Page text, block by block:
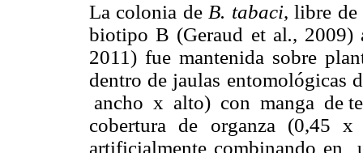
La colonia deB. tabaci, libre de
biotipo B (Geraud et al., 2009)
2011) fue mantenida sobre
dentro de jaulas
ancho x alto) con manga de
cobertura de organza (0,45
artificialmente combinando